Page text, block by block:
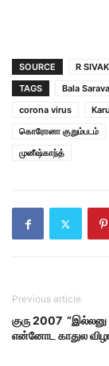
SOURCE
R
TAGS
Bala
corona virus
கொரோனா குறும்படம்
முனீஷ்காந்த்
Previous article
குரு 2007
என்னோட காதுல